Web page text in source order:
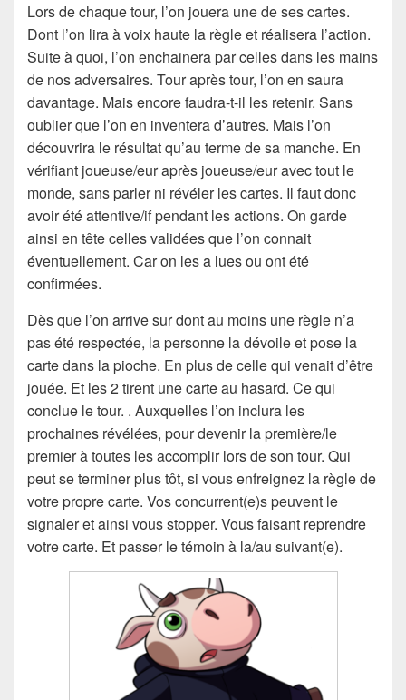
Lors de chaque tour, l’on jouera une de ses cartes.
Dont l’on lira à voix haute la règle et réalisera l’action.
Suite à quoi, l’on enchainera par celles dans les mains
de nos adversaires. Tour après tour, l’on en saura
davantage. Mais encore faudra-t-il les retenir. Sans
oublier que l’on en inventera d’autres. Mais l’on
découvrira le résultat qu’au terme de sa manche. En
vérifiant joueuse/eur après joueuse/eur avec tout le
monde, sans parler ni révéler les cartes. Il faut donc
avoir été attentive/if pendant les actions. On garde
ainsi en tête celles validées que l’on connait
éventuellement. Car on les a lues ou ont été
confirmées.
Dès que l’on arrive sur dont au moins une règle n’a
pas été respectée, la personne la dévoile et pose la
carte dans la pioche. En plus de celle qui venait d’être
jouée. Et les 2 tirent une carte au hasard. Ce qui
conclue le tour. . Auxquelles l’on inclura les
prochaines révélées, pour devenir la première/le
premier à toutes les accomplir lors de son tour. Qui
peut se terminer plus tôt, si vous enfreignez la règle de
votre propre carte. Vos concurrent(e)s peuvent le
signaler et ainsi vous stopper. Vous faisant reprendre
votre carte. Et passer le témoin à la/au suivant(e).